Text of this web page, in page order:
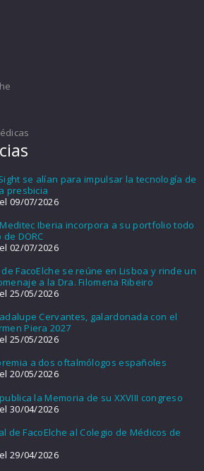
se alían para impulsar la tecnología de
presbicia
09/07/2026
Iberia incorpora a su portfolio todo
DORC
02/07/2026
de FacoElche se reúne en Lisboa y rinde un
a la Dra. Filomena Ribeiro
25/05/2026
Cervantes, galardonada con el
Piera 2027
25/05/2026
premia a dos oftalmólogos españoles
20/05/2026
la Memoria de su XXVIII congreso
30/04/2026
de FacoElche al Colegio de Médicos de
29/04/2026